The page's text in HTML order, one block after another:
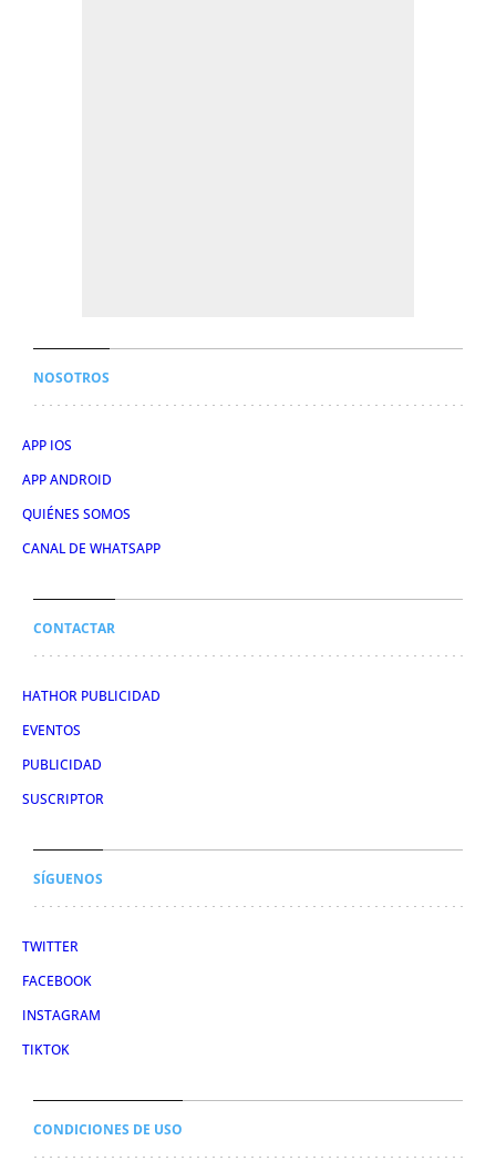
NOSOTROS
APP IOS
APP ANDROID
QUIÉNES SOMOS
CANAL DE WHATSAPP
CONTACTAR
HATHOR PUBLICIDAD
EVENTOS
PUBLICIDAD
SUSCRIPTOR
SÍGUENOS
TWITTER
FACEBOOK
INSTAGRAM
TIKTOK
CONDICIONES DE USO